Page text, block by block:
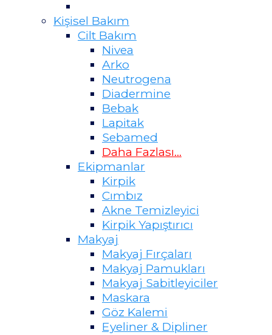
Kişisel Bakım
Cilt Bakım
Nivea
Arko
Neutrogena
Diadermine
Bebak
Lapitak
Sebamed
Daha Fazlası...
Ekipmanlar
Kirpik
Cımbız
Akne Temizleyici
Kirpik Yapıştırıcı
Makyaj
Makyaj Fırçaları
Makyaj Pamukları
Makyaj Sabitleyiciler
Maskara
Göz Kalemi
Eyeliner & Dipliner